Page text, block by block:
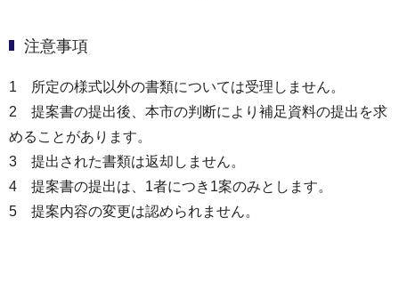
注意事項
1 所定の様式以外の書類については受理しません。
2 提案書の提出後、本市の判断により補足資料の提出を求
めることがあります。
3 提出された書類は返却しません。
4 提案書の提出は、1者につき1案のみとします。
5 提案内容の変更は認められません。